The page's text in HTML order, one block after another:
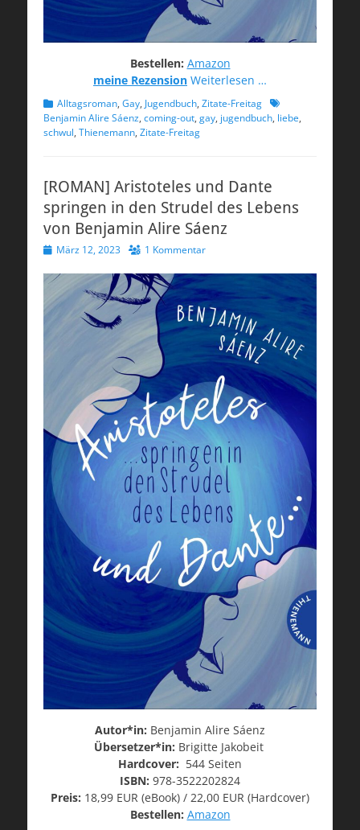
Bestellen: Amazon
meine Rezension Weiterlesen …
Kategorien
Alltagsroman, Gay, Jugendbuch, Zitate-Freitag Schlagworte
Benjamin Alire Sáenz, coming-out, gay, jugendbuch, liebe,
schwul, Thienemann, Zitate-Freitag
[ROMAN] Aristoteles und Dante
springen in den Strudel des Lebens
von Benjamin Alire Sáenz
Veröffentlicht
März 12, 2023 1 Kommentar
Autor*in: Benjamin Alire Sáenz
Übersetzer*in: Brigitte Jakobeit
Hardcover: 544 Seiten
ISBN: 978-3522202824
Preis: 18,99 EUR (eBook) / 22,00 EUR (Hardcover)
Bestellen: Amazon